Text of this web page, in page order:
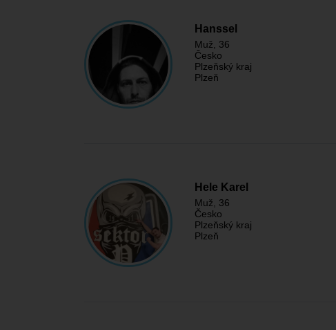
Hanssel
Muž , 36
Česko
Plzeňský kraj
Plzeň
Hele Karel
Muž , 36
Česko
Plzeňský kraj
Plzeň